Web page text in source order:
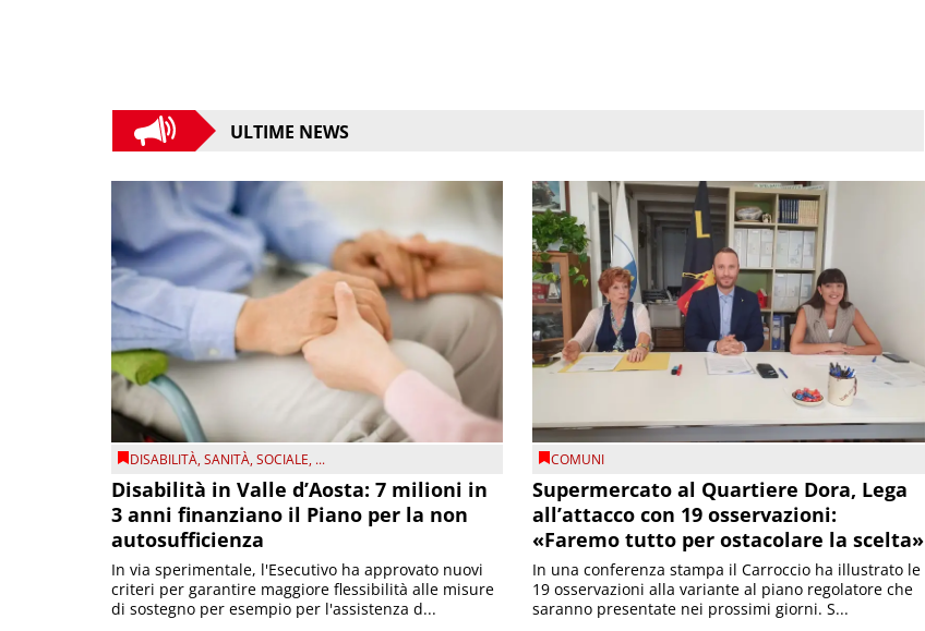
ULTIME NEWS
DISABILITÀ,SANITÀ,SOCIALE, ...
Disabilità in Valle d’Aosta: 7 milioni in
3 anni finanziano il Piano per la non
autosufficienza
In via sperimentale, l'Esecutivo ha approvato nuovi
criteri per garantire maggiore flessibilità alle misure
di sostegno per esempio per l'assistenza d...
COMUNI
Supermercato al Quartiere Dora, Lega
all’attacco con 19 osservazioni:
«Faremo tutto per ostacolare la scelta»
In una conferenza stampa il Carroccio ha illustrato le
19 osservazioni alla variante al piano regolatore che
saranno presentate nei prossimi giorni. S...